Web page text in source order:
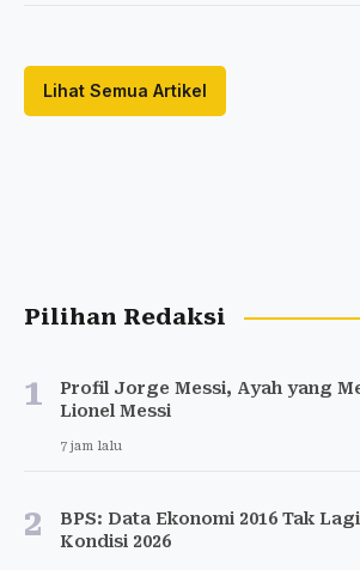
Lihat Semua Artikel
Pilihan Redaksi
1
Profil Jorge Messi, Ayah yang
Lionel Messi
7 jam lalu
2
BPS: Data Ekonomi 2016 Tak
Kondisi 2026